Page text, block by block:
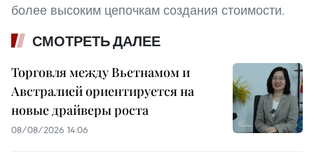
более высоким цепочкам создания стоимости.
СМОТРЕТЬ ДАЛЕЕ
Торговля между Вьетнамом и
Австралией ориентируется на
новые драйверы роста
08/08/2026 14:06